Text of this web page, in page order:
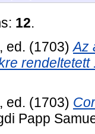
12.
ed. (1703)Az
rendeltetett
ed. (1703)
Papp